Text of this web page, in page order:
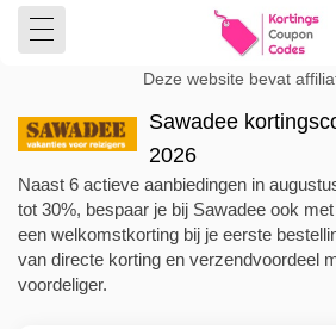
Deze website bevat
Sawadee
2026
Naast 6 actieve aanbiedingen in
tot 30%, bespaar je bij Sawadee ook
een welkomstkorting bij je eerste
van directe korting en verzendvoordeel
voordeliger.